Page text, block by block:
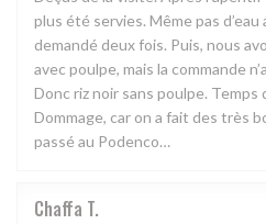
plus été servies. Même pas
demandé deux fois. Puis, nous
avec poulpe, mais la commande
Donc riz noir sans poulpe. Temps
Dommage, car on a fait des très
passé au Podenco…
Chaffa T